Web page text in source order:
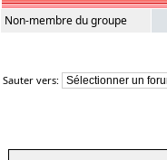
Non-membre du groupe
Sauter vers: